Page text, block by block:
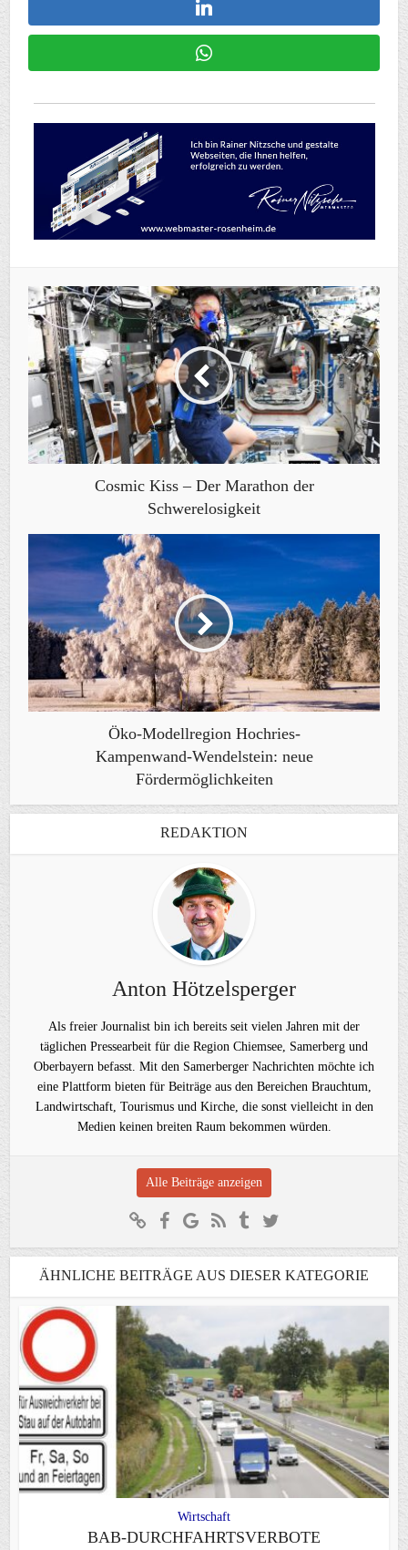
Cosmic Kiss – Der Marathon der
Schwerelosigkeit
Öko-Modellregion Hochries-
Kampenwand-Wendelstein: neue
Fördermöglichkeiten
REDAKTION
Anton Hötzelsperger
Als freier Journalist bin ich bereits seit vielen Jahren mit der
täglichen Pressearbeit für die Region Chiemsee, Samerberg und
Oberbayern befasst. Mit den Samerberger Nachrichten möchte ich
eine Plattform bieten für Beiträge aus den Bereichen Brauchtum,
Landwirtschaft, Tourismus und Kirche, die sonst vielleicht in den
Medien keinen breiten Raum bekommen würden.
Alle Beiträge anzeigen
ÄHNLICHE BEITRÄGE AUS DIESER KATEGORIE
Wirtschaft
BAB-DURCHFAHRTSVERBOTE